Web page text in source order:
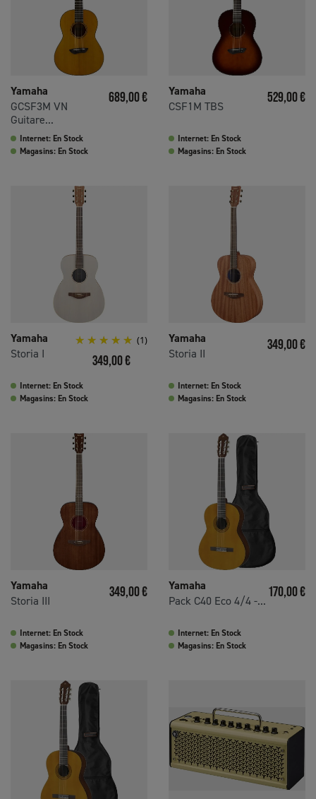
Yamaha
GCSF3M VN
Guitare...
Prix
689,00 €
Internet: En Stock
Magasins: En Stock
Yamaha
CSF1M TBS
Prix
529,00 €
Internet: En Stock
Magasins: En Stock
Yamaha
Storia I
(1)
Prix
349,00 €
Internet: En Stock
Magasins: En Stock
Yamaha
Storia II
Prix
349,00 €
Internet: En Stock
Magasins: En Stock
Yamaha
Storia III
Prix
349,00 €
Internet: En Stock
Magasins: En Stock
Yamaha
Pack C40 Eco 4/4 -...
Prix
170,00 €
Internet: En Stock
Magasins: En Stock